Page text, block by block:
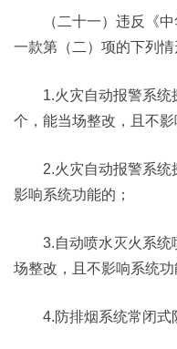
（二十一）违反《中
一款第（二）项的下列情
1.火灾自动报警系统
个，能当场整改，且不影
2.火灾自动报警系统
影响系统功能的；
3.自动喷水灭火系统
场整改，且不影响系统功
4.防排烟系统常闭式